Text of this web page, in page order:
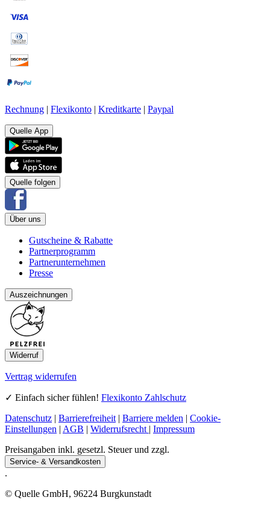
Rechnung | Flexikonto | Kreditkarte | Paypal
Quelle App
Quelle folgen
Über uns
Gutscheine & Rabatte
Partnerprogramm
Partnerunternehmen
Presse
Auszeichnungen
Widerruf
Vertrag widerrufen
✓ Einfach sicher fühlen! Flexikonto Zahlschutz
Datenschutz | Barrierefreiheit | Barriere melden | Cookie-
Einstellungen | AGB | Widerrufsrecht | Impressum
Preisangaben inkl. gesetzl. Steuer und zzgl.
Service- & Versandkosten
.
© Quelle GmbH, 96224 Burgkunstadt